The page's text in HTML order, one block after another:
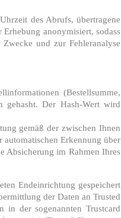
des Abrufs, übertragene
anonymisiert, sodass
und zur Fehleranalyse
(Bestellsumme,
gehasht. Der Hash-Wert wird
gemäß der zwischen Ihnen
Erkennung über
Absicherung im Rahmen Ihres
Endeinrichtung gespeichert
der Daten an Trusted
in der sogenannten Trustcard